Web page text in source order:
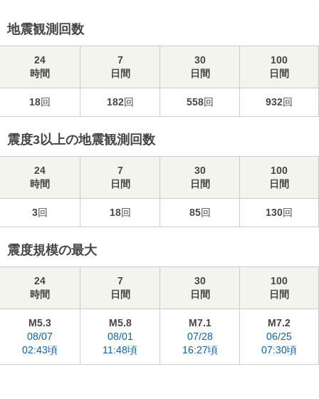
地震観測回数
24
時間
7
日間
30
日間
100
日間
18回 182回 558回 932回
震度3以上の地震観測回数
24
時間
7
日間
30
日間
100
日間
3回 18回 85回 130回
震度規模の最大
24
時間
7
日間
30
日間
100
日間
M5.3
08/07
02:43頃
M5.8
08/01
11:48頃
M7.1
07/28
16:27頃
M7.2
06/25
07:30頃